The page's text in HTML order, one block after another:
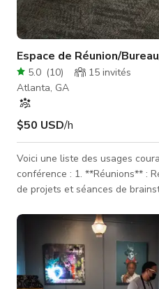
Espace de Réunion/
5.0 (10) 15 invités
Atlanta, GA
$50 USD/h
Voici une liste des usages
conférence : 1. **Réunions** : Réunions d'équipe, mises à jour
de projets et séances de
l'équipe. 3. **Sessions de
de formation ou séminaires.
d'entretiens d'embauche et
**Consultations clients** :
discuter